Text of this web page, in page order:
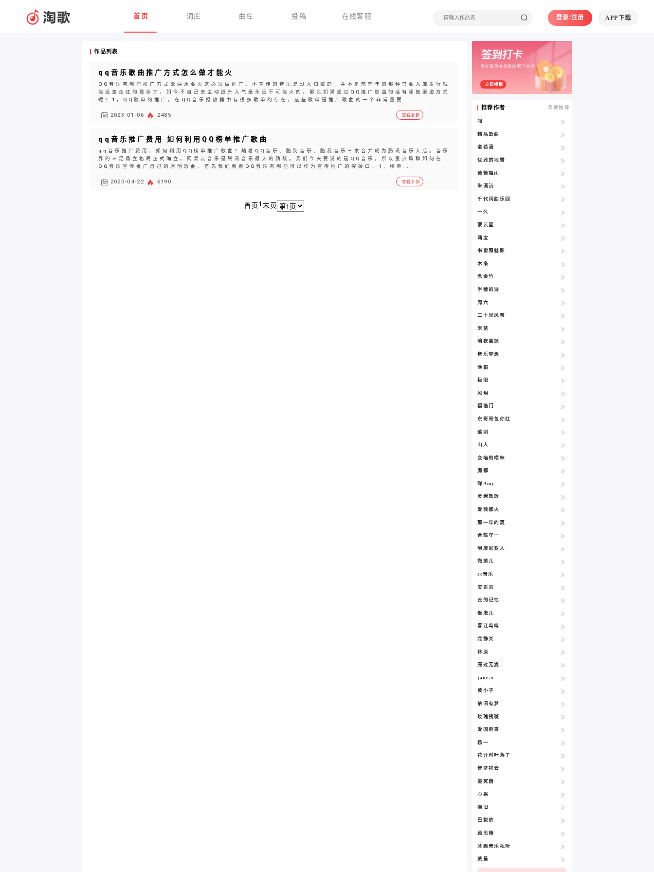
首页 词库 曲库 投稿 在线客服 登录/注册 APP下载
作品列表
qq音乐歌曲推广方式怎么做才能火
QQ音乐有哪些推广方式歌曲想要火就必须做推广，不宣传的音乐是没人知道的，并不是前些年的那种只要入库发行就
能迅速走红的现状了，如今不自己去主动提升人气是永远不可能火的。那么如果通过QQ推广歌曲的话有哪些渠道方式
呢？1，QQ歌单的推广。在QQ音乐播放器中有很多歌单的存在，这些歌单是推广歌曲的一个非常重要...
2023-01-06 2485 查看全部
qq音乐推广费用 如何利用QQ榜单推广歌曲
qq音乐推广费用，如何利用QQ榜单推广歌曲？随着QQ音乐、酷狗音乐、酷我音乐三家合并成为腾讯音乐人后。音乐
界的三足鼎立格局正式确立。网易云音乐是腾讯音乐最大的劲敌。我们今天要说的是QQ音乐。所以重点聊聊如何在
QQ音乐宣传推广自己的原创歌曲。首先我们看看QQ音乐有哪些可以作为宣传推广的突破口。1，榜单...
2020-04-22 6190 查看全部
首页1末页
每日签到可直接获取20积分
立即领取
推荐作者 我要推荐
闯
精品歌曲
俞若涵
优雅的地雷
萧箫舞雨
朱潇沅
千代词曲乐园
一久
蒙云星
莉宝
书窗照魅影
木枭
念金竹
半截的诗
周六
三十里风雪
禾苗
暗夜高歌
音乐梦想
晚稻
极限
风玥
福临门
东哥哥包你红
璧刚
山人
会喵的喵咪
魔都
咩Amy
灵岩放歌
爱我都火
那一年的夏
合辉守一
阿摩尼亚人
微茉儿
cc音乐
皮哥哥
云的记忆
饭墩儿
春江鸟鸣
龙静爻
林原
雁过无痕
jane.x
黄小子
依旧有梦
玫瑰锈斑
爱国奇哥
杨一
花开时叶落了
普济祥云
晏冥荫
心果
搁旧
巴拔依
顾思楠
冰颗音乐视听
荒呈